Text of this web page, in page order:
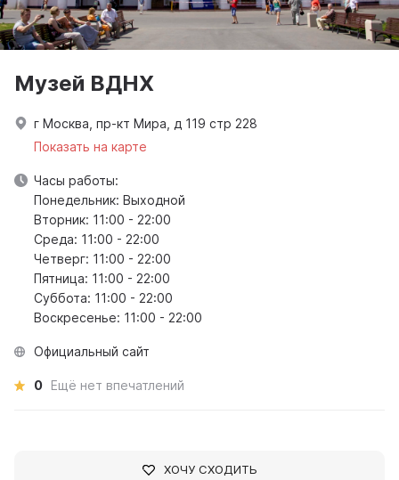
Музей ВДНХ
г Москва, пр-кт Мира, д 119 стр 228
Показать на карте
Часы работы:
Понедельник: Выходной
Вторник: 11:00 - 22:00
Среда: 11:00 - 22:00
Четверг: 11:00 - 22:00
Пятница: 11:00 - 22:00
Суббота: 11:00 - 22:00
Воскресенье: 11:00 - 22:00
Официальный сайт
0 Ещё нет впечатлений
ХОЧУ СХОДИТЬ